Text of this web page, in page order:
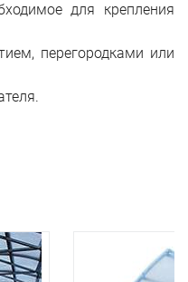
для крепления
перегородками или